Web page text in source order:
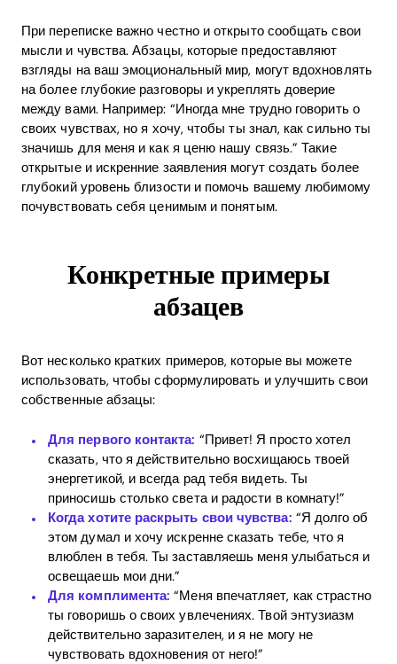
Home
Blog
При переписке важно честно и открыто сообщать свои
мысли и чувства. Абзацы, которые предоставляют
взгляды на ваш эмоциональный мир, могут вдохновлять
на более глубокие разговоры и укреплять доверие
между вами. Например: “Иногда мне трудно говорить о
своих чувствах, но я хочу, чтобы ты знал, как сильно ты
значишь для меня и как я ценю нашу связь.” Такие
открытые и искренние заявления могут создать более
глубокий уровень близости и помочь вашему любимому
почувствовать себя ценимым и понятым.
Конкретные примеры
абзацев
Вот несколько кратких примеров, которые вы можете
использовать, чтобы сформулировать и улучшить свои
собственные абзацы:
Для первого контакта: “Привет! Я просто хотел
сказать, что я действительно восхищаюсь твоей
энергетикой, и всегда рад тебя видеть. Ты
приносишь столько света и радости в комнату!”
Когда хотите раскрыть свои чувства: “Я долго об
этом думал и хочу искренне сказать тебе, что я
влюблен в тебя. Ты заставляешь меня улыбаться и
освещаешь мои дни.”
Для комплимента: “Меня впечатляет, как страстно
ты говоришь о своих увлечениях. Твой энтузиазм
действительно заразителен, и я не могу не
чувствовать вдохновения от него!”